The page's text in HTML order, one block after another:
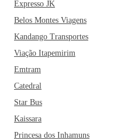
Expresso JK
Belos Montes Viagens
Kandango Transportes
Viação Itapemirim
Emtram
Catedral
Star Bus
Kaissara
Princesa dos Inhamuns